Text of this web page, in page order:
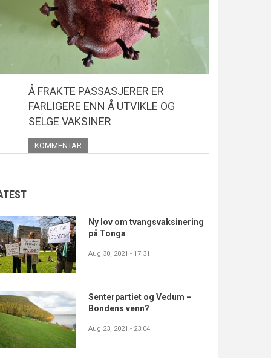
Å FRAKTE PASSASJERER ER
FARLIGERE ENN Å UTVIKLE OG
SELGE VAKSINER
KOMMENTAR
Ny lov om tvangsvaksinering
på Tonga
Aug 30, 2021 - 17:31
Senterpartiet og Vedum –
Bondens venn?
Aug 23, 2021 - 23:04